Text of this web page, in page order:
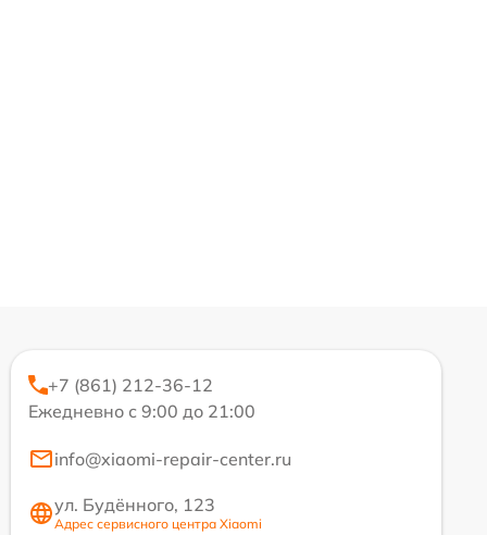
+7 (861) 212-36-12
Ежедневно с 9:00 до 21:00
info@xiaomi-repair-center.ru
ул. Будённого, 123
Адрес сервисного центра Xiaomi